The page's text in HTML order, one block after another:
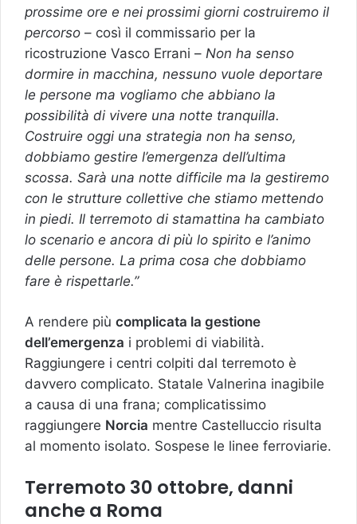
prossime ore e nei prossimi giorni costruiremo il
percorso – così il commissario per la
ricostruzione Vasco Errani – Non ha senso
dormire in macchina, nessuno vuole deportare
le persone ma vogliamo che abbiano la
possibilità di vivere una notte tranquilla.
Costruire oggi una strategia non ha senso,
dobbiamo gestire l’emergenza dell’ultima
scossa. Sarà una notte difficile ma la gestiremo
con le strutture collettive che stiamo mettendo
in piedi. Il terremoto di stamattina ha cambiato
lo scenario e ancora di più lo spirito e l’animo
delle persone. La prima cosa che dobbiamo
fare è rispettarle.”
A rendere più complicata la gestione
dell’emergenza i problemi di viabilità.
Raggiungere i centri colpiti dal terremoto è
davvero complicato. Statale Valnerina inagibile
a causa di una frana; complicatissimo
raggiungere Norcia mentre Castelluccio risulta
al momento isolato. Sospese le linee ferroviarie.
Terremoto 30 ottobre, danni
anche a Roma